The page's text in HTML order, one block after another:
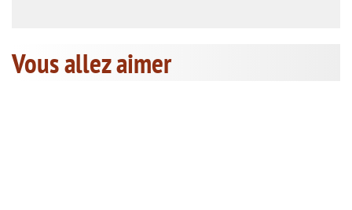
Vous allez aimer